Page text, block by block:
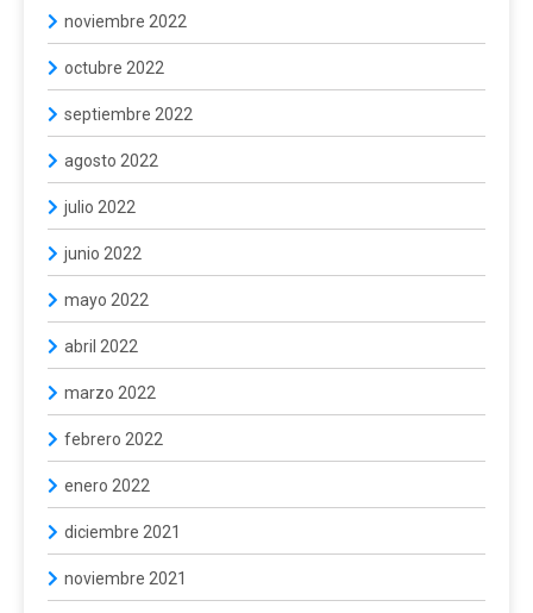
noviembre 2022
octubre 2022
septiembre 2022
agosto 2022
julio 2022
junio 2022
mayo 2022
abril 2022
marzo 2022
febrero 2022
enero 2022
diciembre 2021
noviembre 2021